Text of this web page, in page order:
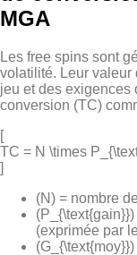
MGA
Les free spins sont
volatilité. Leur valeur
jeu et des exigences
conversion (TC)
[
TC = N \times
]
(N) = nombre
(exprimée par